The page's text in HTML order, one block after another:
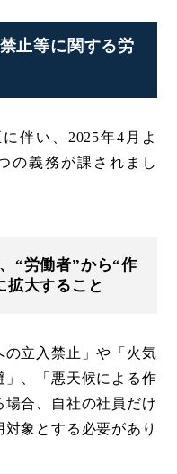
止等に関する労
伴い、2025年4月よ
の義務が課されまし
“労働者”から“作
拡大すること
立入禁止」や「火気
、「悪天候による作
合、自社の社員だけ
象とする必要があり